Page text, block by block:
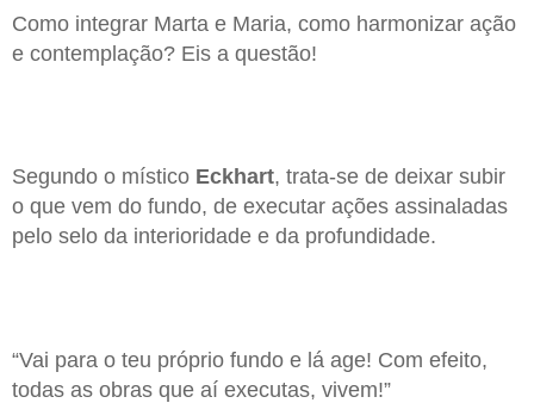
Como integrar Marta e Maria, como harmonizar ação
e contemplação? Eis a questão!
Segundo o místico Eckhart, trata-se de deixar subir
o que vem do fundo, de executar ações assinaladas
pelo selo da interioridade e da profundidade.
“Vai para o teu próprio fundo e lá age! Com efeito,
todas as obras que aí executas, vivem!”